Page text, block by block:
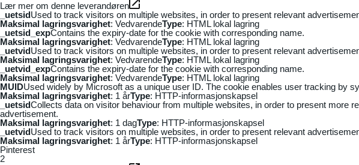
Lær mer om denne leverandøren
_uetsidUsed to track visitors on multiple websites, in order to present relevant
Maksimal lagringsvarighet: VedvarendeType: HTML lokal lagring
_uetsid_expContains the expiry-date for the cookie with corresponding name.
Maksimal lagringsvarighet: VedvarendeType: HTML lokal lagring
_uetvidUsed to track visitors on multiple websites, in order to present relevant
Maksimal lagringsvarighet: VedvarendeType: HTML lokal lagring
_uetvid_expContains the expiry-date for the cookie with corresponding name.
Maksimal lagringsvarighet: VedvarendeType: HTML lokal lagring
MUIDUsed widely by Microsoft as a unique user ID. The cookie enables user tracking by
Maksimal lagringsvarighet: 1 årType: HTTP-informasjonskapsel
_uetsidCollects data on visitor behaviour from multiple websites, in order to present more
advertisement.
Maksimal lagringsvarighet: 1 dagType: HTTP-informasjonskapsel
_uetvidUsed to track visitors on multiple websites, in order to present relevant
Maksimal lagringsvarighet: 1 årType: HTTP-informasjonskapsel
Pinterest
2